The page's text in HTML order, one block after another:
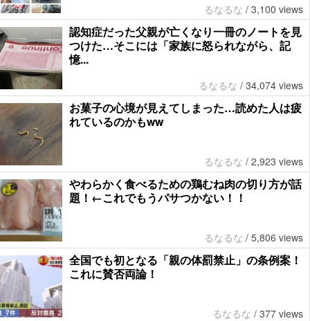
るなるな / 3,100 views
認知症だった父親が亡くなり一冊のノートを見
つけた…そこには「家族に怒られながら、記
憶...
るなるな / 34,074 views
お菓子の心境が見えてしまった…読めた人は疲
れているのかもww
るなるな / 2,923 views
やわらかく食べるための鶏むね肉の切り方が話
題！←これでもうパサつかない！！
るなるな / 5,806 views
全国でも初となる「親の体罰禁止」の条例案！
これに賛否両論！
るなるな / 377 views